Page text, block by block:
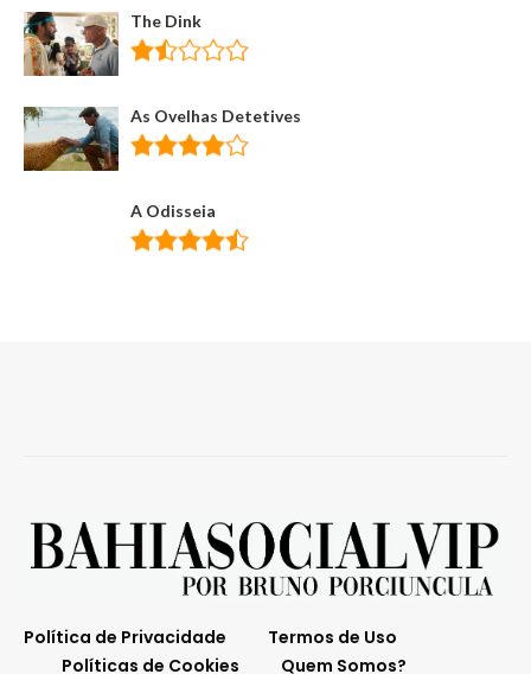
The Dink
As Ovelhas Detetives
A Odisseia
Política de Privacidade
Termos de Uso
Políticas de Cookies
Quem Somos?